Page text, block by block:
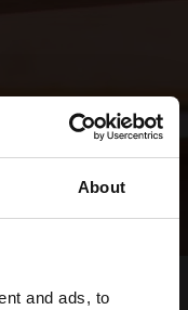
About
and ads, to